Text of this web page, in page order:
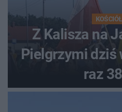
KOŚCIÓŁ
Z Kalisza na
Pielgrzymi dziś
raz